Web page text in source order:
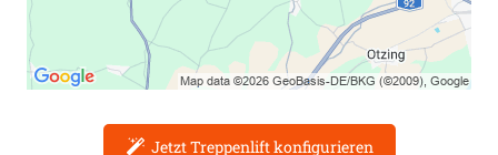
Jetzt Treppenlift konfigurieren